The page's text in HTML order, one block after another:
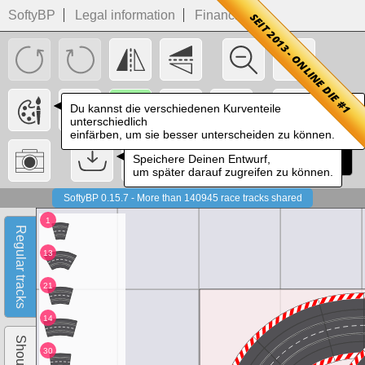
SoftyBP Legal information Financials
SoftyBP 0.15.7 - More than 140945 race tracks shared
Regular tracks
1
13
21
14
30
Speichere Deinen Entwurf,
um später darauf zugreifen zu können.
Du kannst die verschiedenen Kurventeile
unterschiedlich
einfärben, um sie besser unterscheiden zu können.